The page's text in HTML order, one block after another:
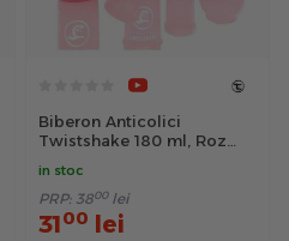
Biberon Anticolici
Twistshake 180 ml, Roz
in stoc
PRP: 3800 lei
3100 lei